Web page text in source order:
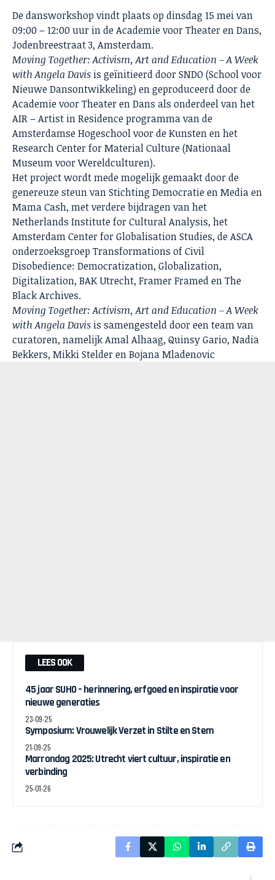
De dansworkshop vindt plaats op dinsdag 15 mei van
09:00 – 12:00 uur in de Academie voor Theater en Dans,
Jodenbreestraat 3, Amsterdam.
Moving Together: Activism, Art and Education – A Week
with Angela Davis is geïnitieerd door SNDO (School voor
Nieuwe Dansontwikkeling) en geproduceerd door de
Academie voor Theater en Dans als onderdeel van het
AIR – Artist in Residence programma van de
Amsterdamse Hogeschool voor de Kunsten en het
Research Center for Material Culture (Nationaal
Museum voor Wereldculturen).
Het project wordt mede mogelijk gemaakt door de
genereuze steun van Stichting Democratie en Media en
Mama Cash, met verdere bijdragen van het
Netherlands Institute for Cultural Analysis, het
Amsterdam Center for Globalisation Studies, de ASCA
onderzoeksgroep Transformations of Civil
Disobedience: Democratization, Globalization,
Digitalization, BAK Utrecht, Framer Framed en The
Black Archives.
Moving Together: Activism, Art and Education – A Week
with Angela Davis is samengesteld door een team van
curatoren, namelijk Amal Alhaag, Quinsy Gario, Nadia
Bekkers, Mikki Stelder en Bojana Mladenovic
LEES OOK
45 jaar SUHO – herinnering, erfgoed en inspiratie voor
nieuwe generaties
23-09-25
Symposium: Vrouwelijk Verzet in Stilte en Stem
21-09-25
Marrondag 2025: Utrecht viert cultuur, inspiratie en
verbinding
25-01-26